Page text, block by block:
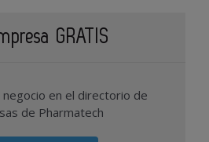
GRATIS
negocio en el directorio de
de Pharmatech